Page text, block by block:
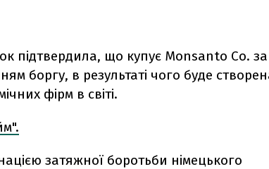
підтвердила, що купує Monsanto Co.
боргу, в результаті чого буде
фірм в світі.
затяжної боротьби німецького